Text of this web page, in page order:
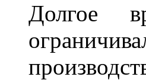
Долгое